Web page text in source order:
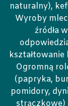
naturalny),
Wyroby
źródła
Ogromną
(papryka,
pomidory,
strączkowe)